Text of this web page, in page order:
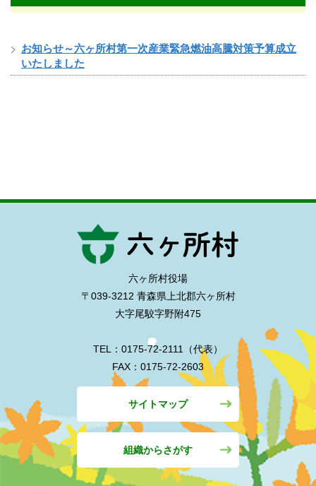
お知らせ～六ヶ所村第一次産業緊急燃油高騰対策予算成立
いたしました
六ヶ所村役場
〒039-3212 青森県上北郡六ヶ所村
大字尾駮字野附475
TEL：0175-72-2111（代表）
FAX：0175-72-2603
サイトマップ
組織からさがす